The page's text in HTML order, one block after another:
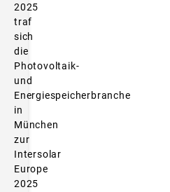
2025
traf
sich
die
Photovoltaik-
und
Energiespeicherbranche
in
München
zur
Intersolar
Europe
2025